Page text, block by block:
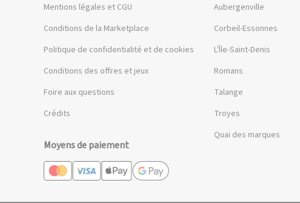
Mentions légales et CGU
Conditions de la Marketplace
Politique de confidentialité et de cookies
Conditions des offres et jeux
Foire aux questions
Crédits
Moyens de paiement
Aubergenville
Corbeil-Essonnes
L'Île-Saint-Denis
Romans
Talange
Troyes
Quai des marques